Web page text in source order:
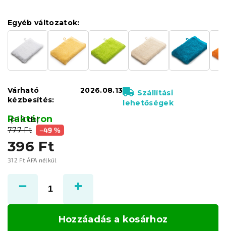
777 Ft –49 %
396 Ft
312 Ft ÁFA nélkül
Raktáron
(>10 db)
Egyéb változatok:
Várható
kézbesítés:
2026.08.13
Szállítási
lehetőségek
Hozzáadás a kosárhoz